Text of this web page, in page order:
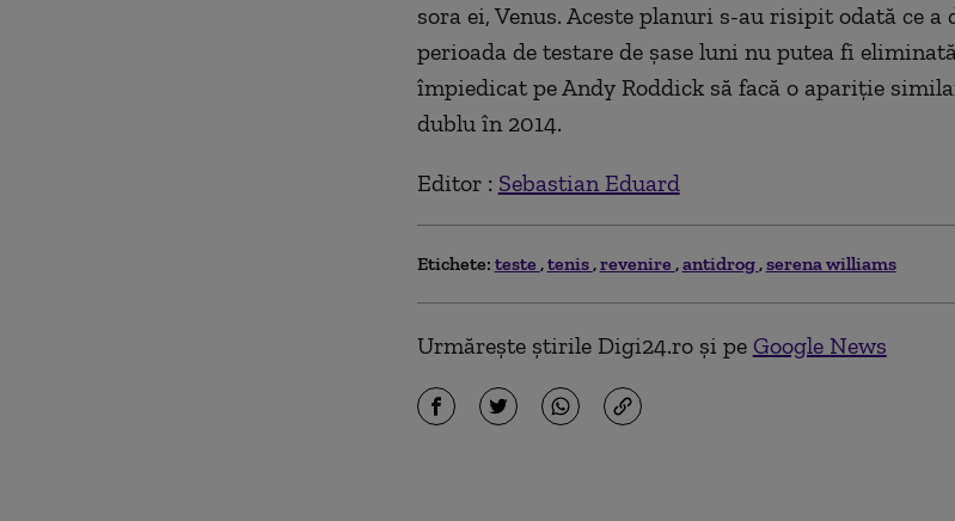
sora ei, Venus. Aceste planuri s-au risipit odată ce a
perioada de testare de șase luni nu putea fi
împiedicat pe Andy Roddick să facă o apariție
dublu în 2014.
Editor : Sebastian Eduard
Etichete: teste tenis revenire antidrog serena williams
Urmărește știrile Digi24.ro și pe Google News